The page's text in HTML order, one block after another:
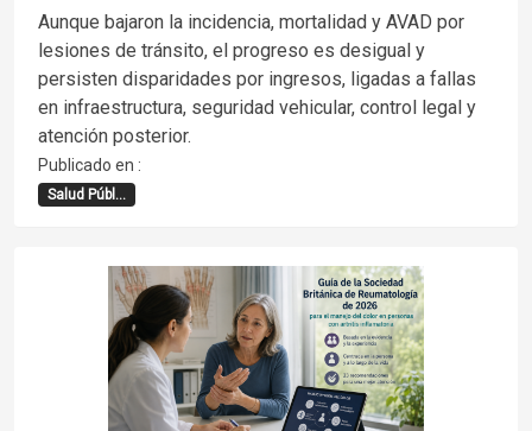
Aunque bajaron la incidencia, mortalidad y AVAD por
lesiones de tránsito, el progreso es desigual y
persisten disparidades por ingresos, ligadas a fallas
en infraestructura, seguridad vehicular, control legal y
atención posterior.
Publicado en :
Salud Públ...